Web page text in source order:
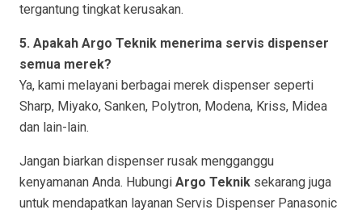
tergantung tingkat kerusakan.
5. Apakah Argo Teknik menerima servis dispenser
semua merek?
Ya, kami melayani berbagai merek dispenser seperti
Sharp, Miyako, Sanken, Polytron, Modena, Kriss, Midea
dan lain-lain.
Jangan biarkan dispenser rusak mengganggu
kenyamanan Anda. Hubungi Argo Teknik sekarang juga
untuk mendapatkan layanan Servis Dispenser Panasonic